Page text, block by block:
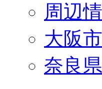
周辺
大阪
奈良